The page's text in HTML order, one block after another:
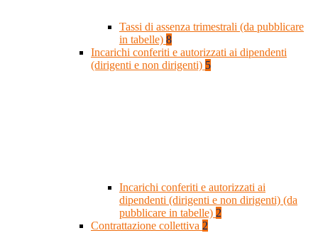
Tassi di assenza trimestrali (da pubblicare
in tabelle) 8
Incarichi conferiti e autorizzati ai dipendenti
(dirigenti e non dirigenti) 5
Incarichi conferiti e autorizzati ai
dipendenti (dirigenti e non dirigenti) (da
pubblicare in tabelle) 2
Contrattazione collettiva 2